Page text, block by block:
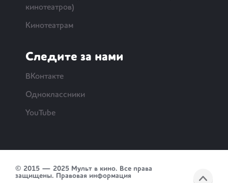
кинотеатров)
Кинотеатрам
Следите за нами
ВКонтакте
Одноклассники
YouTube
© 2015 — 2025 Мульт в кино. Все права
защищены. Правовая информация